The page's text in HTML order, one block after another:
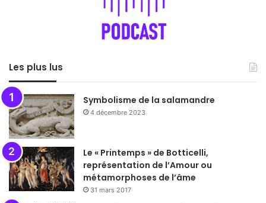
Les plus lus
Symbolisme de la salamandre
4 décembre 2023
Le « Printemps » de Botticelli,
représentation de l’Amour ou
métamorphoses de l’âme
31 mars 2017